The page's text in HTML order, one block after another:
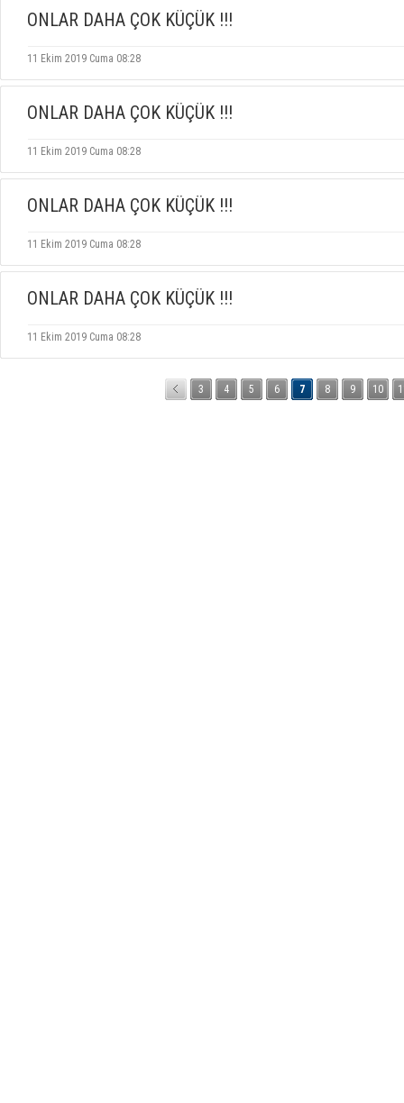
ONLAR DAHA ÇOK KÜÇÜK !!!
11 Ekim 2019 Cuma 08:28
ONLAR DAHA ÇOK KÜÇÜK !!!
11 Ekim 2019 Cuma 08:28
ONLAR DAHA ÇOK KÜÇÜK !!!
11 Ekim 2019 Cuma 08:28
ONLAR DAHA ÇOK KÜÇÜK !!!
11 Ekim 2019 Cuma 08:28
3 4 5 6 7 8 9 10